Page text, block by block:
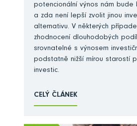
potencionální výnos nám
a zda není lepší zvolit jinou
alternativu. V některých
zhodnocení dlouhodobých
srovnatelné s výnosem
podstatně nižší mírou starostí
investic.
CELÝ ČLÁNEK